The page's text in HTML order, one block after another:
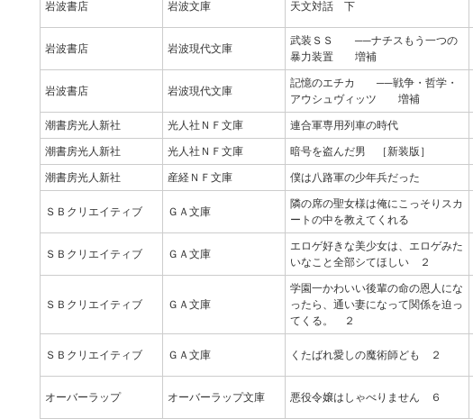
岩波書店 岩波文庫 天文対話 下
岩波書店 岩波現代文庫
武装ＳＳ ──ナチスもう一つの
暴力装置 増補
岩波書店 岩波現代文庫
記憶のエチカ ──戦争・哲学・
アウシュヴィッツ 増補
潮書房光人新社 光人社ＮＦ文庫 連合軍専用列車の時代
潮書房光人新社 光人社ＮＦ文庫 暗号を盗んだ男 ［新装版］
潮書房光人新社 産経ＮＦ文庫 僕は八路軍の少年兵だった
ＳＢクリエイティブ ＧＡ文庫
隣の席の聖女様は俺にこっそりスカ
ートの中を教えてくれる
ＳＢクリエイティブ ＧＡ文庫
エロゲ好きな美少女は、エロゲみた
いなこと全部シてほしい ２
ＳＢクリエイティブ ＧＡ文庫
学園一かわいい後輩の命の恩人にな
ったら、通い妻になって関係を迫っ
てくる。 ２
ＳＢクリエイティブ ＧＡ文庫 くたばれ愛しの魔術師ども ２
オーバーラップ オーバーラップ文庫 悪役令嬢はしゃべりません ６